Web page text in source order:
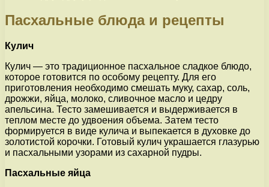
Пасхальные блюда и рецепты
Кулич
Кулич — это традиционное пасхальное сладкое блюдо,
которое готовится по особому рецепту. Для его
приготовления необходимо смешать муку, сахар, соль,
дрожжи, яйца, молоко, сливочное масло и цедру
апельсина. Тесто замешивается и выдерживается в
теплом месте до удвоения объема. Затем тесто
формируется в виде кулича и выпекается в духовке до
золотистой корочки. Готовый кулич украшается глазурью
и пасхальными узорами из сахарной пудры.
Пасхальные яйца